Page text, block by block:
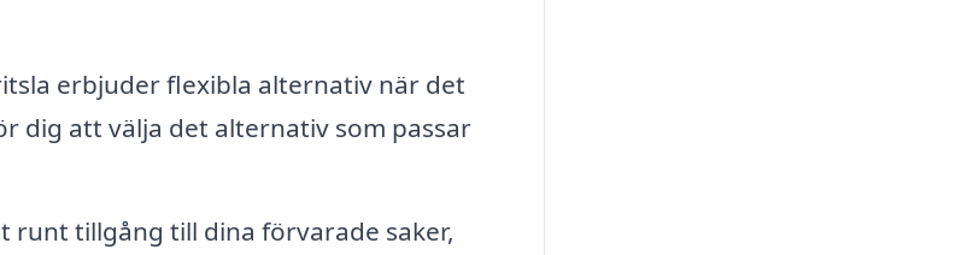
erbjuder flexibla alternativ när det
dig att välja det alternativ som passar
tillgång till dina förvarade saker,